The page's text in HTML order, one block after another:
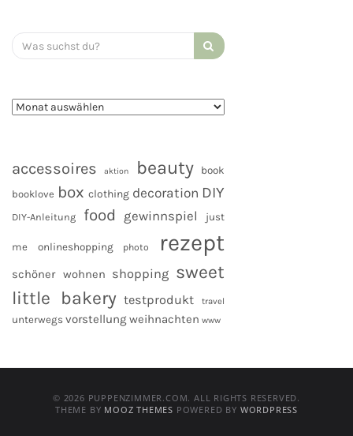
Search
for:
accessoires aktion beauty
book
booklove box clothing decoration DIY
DIY-Anleitung food gewinnspiel just
me onlineshopping photo rezept
schöner wohnen shopping sweet
little bakery testprodukt travel
unterwegs vorstellung weihnachten www
© 2026 PUPPENZIMMER.COM. ALL RIGHTS RESERVED.
THEME BY MOOZ THEMES POWERED BY WORDPRESS